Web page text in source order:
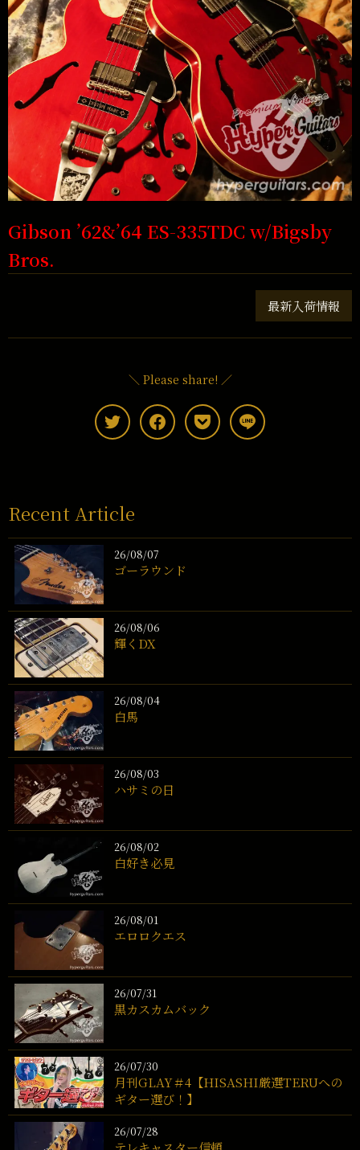
Gibson ’62&’64 ES-335TDC w/Bigsby
Bros.
最新入荷情報
＼ Please share! ／
Recent Article
26/08/07
ゴーラウンド
26/08/06
輝くDX
26/08/04
白馬
26/08/03
ハサミの日
26/08/02
白好き必見
26/08/01
エロロクエス
26/07/31
黒カスカムバック
26/07/30
月刊GLAY＃4【HISASHI厳選TERUへの
ギター選び！】
26/07/28